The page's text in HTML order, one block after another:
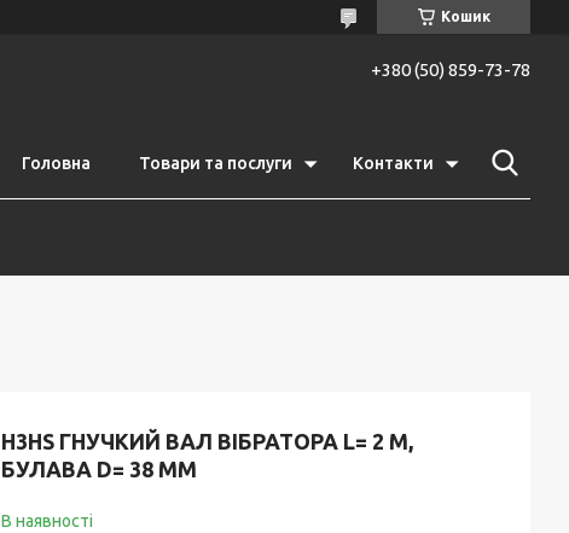
Кошик
+380 (50) 859-73-78
Головна Товари та послуги Контакти
H3HS ГНУЧКИЙ ВАЛ ВІБРАТОРА L= 2 М,
БУЛАВА D= 38 ММ
В наявності